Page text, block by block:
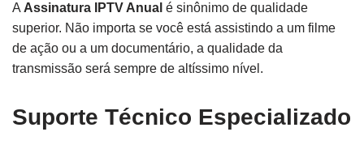
A Assinatura IPTV Anual é sinônimo de qualidade
superior. Não importa se você está assistindo a um filme
de ação ou a um documentário, a qualidade da
transmissão será sempre de altíssimo nível.
Suporte Técnico Especializado